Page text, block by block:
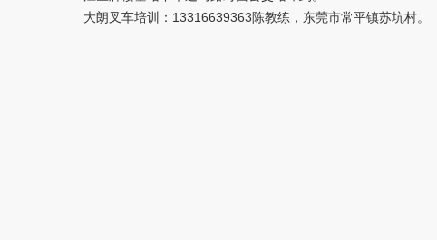
大朗叉车培训：13316639363陈教练，东莞市常平镇苏坑村。